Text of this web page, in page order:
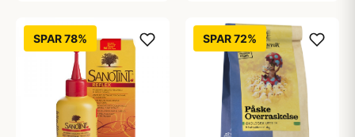
SPAR 78% SPAR 72%